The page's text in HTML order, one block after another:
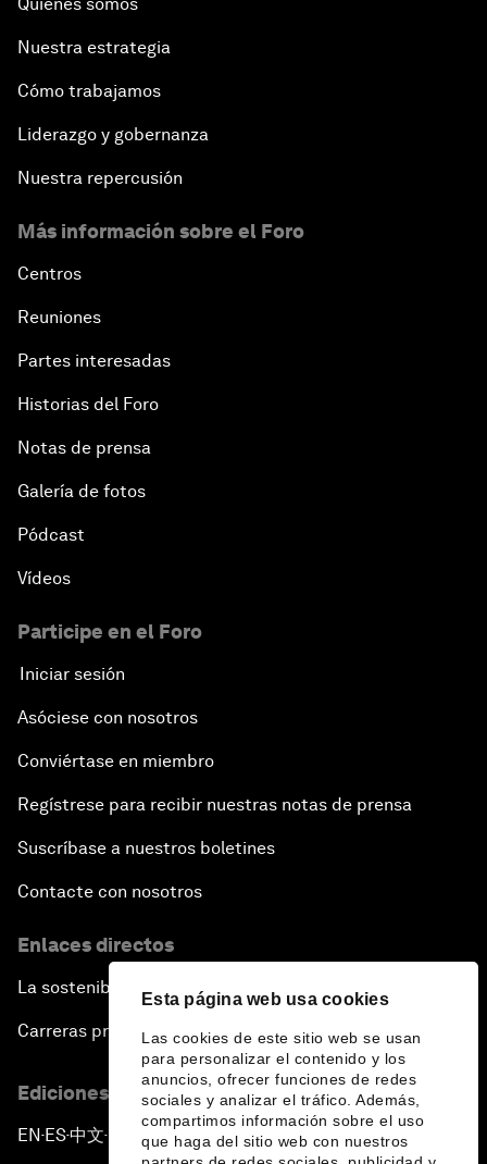
Esta página web usa cookies
Las cookies de este sitio web se usan
para personalizar el contenido y los
anuncios, ofrecer funciones de redes
sociales y analizar el tráfico. Además,
compartimos información sobre el uso
que haga del sitio web con nuestros
Nuestra estrategia
Cómo trabajamos
Liderazgo y gobernanza
Nuestra repercusión
Más información sobre el Foro
Centros
Reuniones
Partes interesadas
Historias del Foro
Notas de prensa
Galería de fotos
Pódcast
Vídeos
Participe en el Foro
Iniciar sesión
Asóciese con nosotros
Conviértase en miembro
Regístrese para recibir nuestras notas de prensa
Suscríbase a nuestros boletines
Contacte con nosotros
Enlaces directos
La sostenibilidad en el Foro
Carreras profesionales
Ediciones en otros idiomas
EN ▪ES▪中文▪ 日本語